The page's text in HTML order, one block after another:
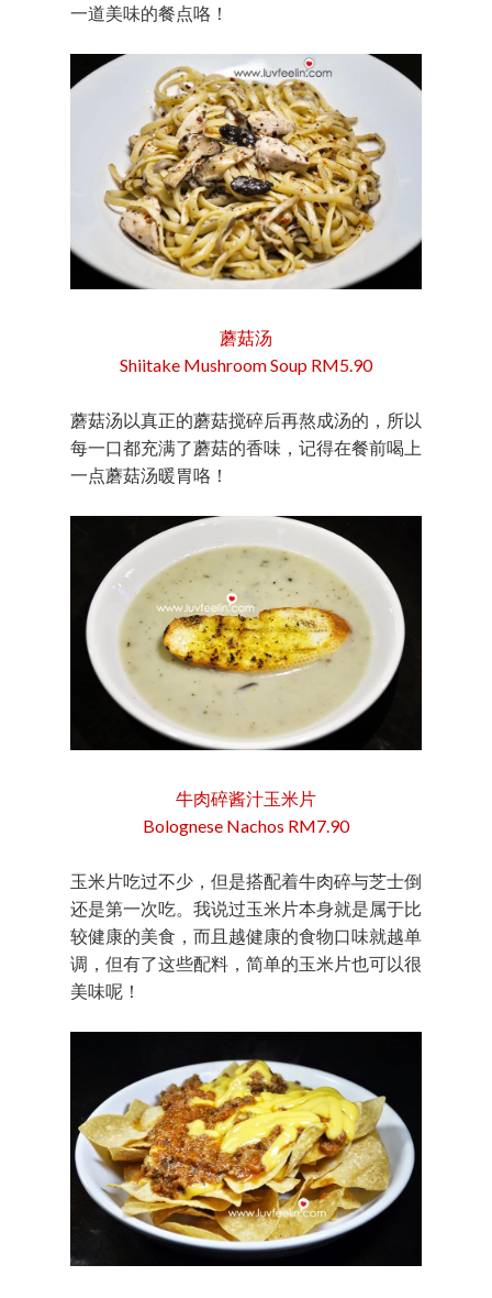
一道美味的餐点咯！
蘑菇汤
Shiitake Mushroom Soup RM5.90
蘑菇汤以真正的蘑菇搅碎后再熬成汤的，所以
每一口都充满了蘑菇的香味，记得在餐前喝上
一点蘑菇汤暖胃咯！
牛肉碎酱汁玉米片
Bolognese Nachos RM7.90
玉米片吃过不少，但是搭配着牛肉碎与芝士倒
还是第一次吃。我说过玉米片本身就是属于比
较健康的美食，而且越健康的食物口味就越单
调，但有了这些配料，简单的玉米片也可以很
美味呢！